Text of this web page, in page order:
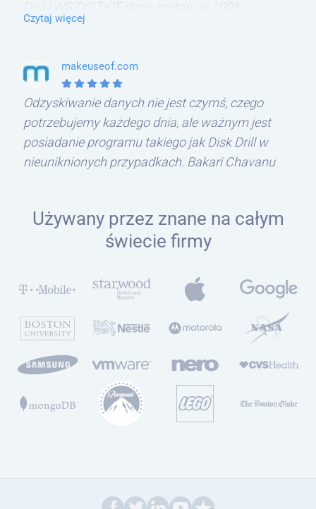
Drill i WSZYSTKIE dane zostały w 100%
nienaruszone. DZIĘKUJĘ!
Czytaj więcej
makeuseof.com
Odzyskiwanie danych nie jest czymś, czego
potrzebujemy każdego dnia, ale ważnym jest
posiadanie programu takiego jak Disk Drill w
nieuniknionych przypadkach. Bakari Chavanu
Używany przez znane na całym
świecie firmy